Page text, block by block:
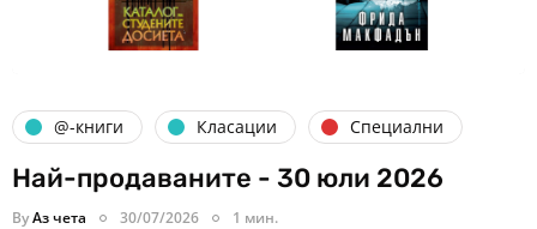
@-книги Класации Специални
Най-продаваните - 30 юли 2026
ByАз чета 30/07/2026 1 мин.